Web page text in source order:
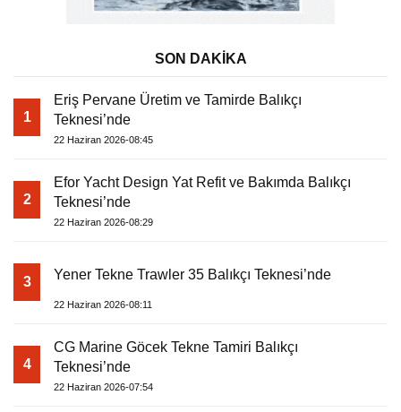
SON DAKİKA
1
Eriş Pervane Üretim ve Tamirde Balıkçı
Teknesi’nde
22 Haziran 2026-08:45
2
Efor Yacht Design Yat Refit ve Bakımda Balıkçı
Teknesi’nde
22 Haziran 2026-08:29
3 Yener Tekne Trawler 35 Balıkçı Teknesi’nde
22 Haziran 2026-08:11
4
CG Marine Göcek Tekne Tamiri Balıkçı
Teknesi’nde
22 Haziran 2026-07:54